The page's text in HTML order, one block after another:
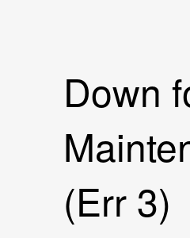
Down
(Err 3)